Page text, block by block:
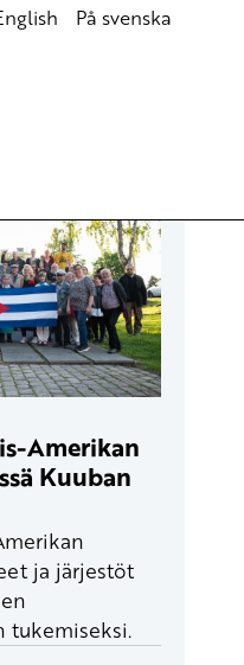
På svenska
Amerikan
Kuuban
ja järjestöt
tukemiseksi.